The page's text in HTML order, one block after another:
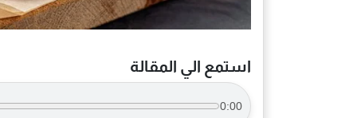
استمع الي المقالة
0:00